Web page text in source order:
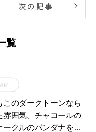
次の記事
覧
このダークトーンなら
雰囲気。チャコールの
ークルのバンダナをひ